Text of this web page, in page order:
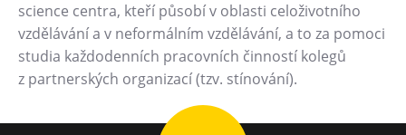
Bolt Café
Kavárna Velký Svět techniky
L’Osteria
science centra, kteří působí v oblasti celoživotního
vzdělávání a v neformálním vzdělávání, a to za pomoci
studia každodenních pracovních činností kolegů
z partnerských organizací (tzv. stínování).